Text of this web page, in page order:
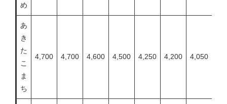
め
あ
き
た
こ
ま
ち
4,700 4,700 4,600 4,500 4,250 4,200 4,050